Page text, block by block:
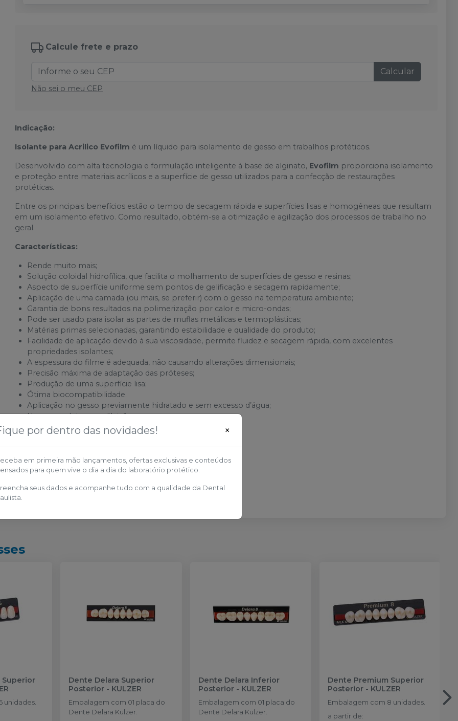
Calcule frete e prazo
Calcular
Não sei o meu CEP
Indicação:
Isolante para Acrilico Evofilm é um líquido para isolamento de gesso em trabalhos protéticos.
Desenvolvido com alta tecnologia e formulação inteligente à base de alginato, Evofilm proporciona isolamento
e proteção entre materiais acrílicos e a superfície de gesso utilizados para a confecção de restaurações
protéticas.
Entre os principais benefícios estão o tempo de secagem rápida e superfícies lisas e homogêneas que resultam
em um isolamento efetivo. Como resultado, obtém-se a otimização e agilização dos processos de trabalho no
geral.
Características:
Rende muito mais;
Solução coloidal hidrofílica, que facilita o molhamento de superfícies de gesso e resinas;
Aspecto de superfície uniforme sem pontos de gelificação e secagem rapidamente;
Aplicação de uma camada (ou mais, se preferir) com o gesso na temperatura ambiente;
Garantia de bons resultados na polimerização por calor e micro-ondas;
Pode ser usado para isolar as partes de muflas metálicas e termoplásticas;
Matérias primas selecionadas, garantindo estabilidade e qualidade do produto;
Facilidade de aplicação devido à sua viscosidade, permite fluidez e secagem rápida, com excelentes
propriedades isolantes;
A espessura do filme é adequada, não causando alterações dimensionais;
Precisão máxima de adaptação das próteses;
Produção de uma superfície lisa;
Ótima biocompatibilidade.
Aplicação no gesso previamente hidratado e sem excesso d’água;
Usar o produto sem diluição;
Composição:
Alginato de Potássio
Conservantes
Água
Superior
unidades.
Dente Delara Superior
Posterior - KULZER
Embalagem com 01 placa do
Dente Delara Kulzer.
Dente Delara Inferior
Posterior - KULZER
Embalagem com 01 placa do
Dente Delara Kulzer.
Dente Premium Superior
Posterior- KULZER
Embalagem com 8 unidades.
a partir de:
por dentro das novidades! ×
em primeira mão lançamentos, ofertas exclusivas e conteúdos
para quem vive o dia a dia do laboratório protético.
seus dados e acompanhe tudo com a qualidade da Dental